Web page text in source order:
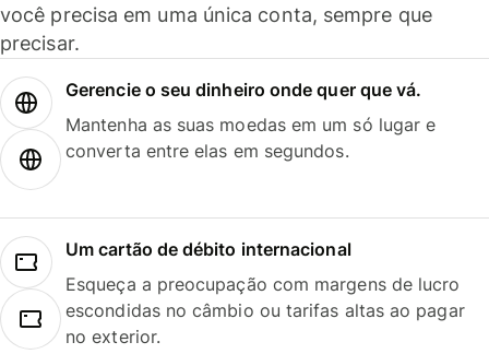
você precisa em uma única conta, sempre que
precisar.
Gerencie o seu dinheiro onde quer que vá.
Mantenha as suas moedas em um só lugar e
converta entre elas em segundos.
Um cartão de débito internacional
Esqueça a preocupação com margens de lucro
escondidas no câmbio ou tarifas altas ao pagar
no exterior.